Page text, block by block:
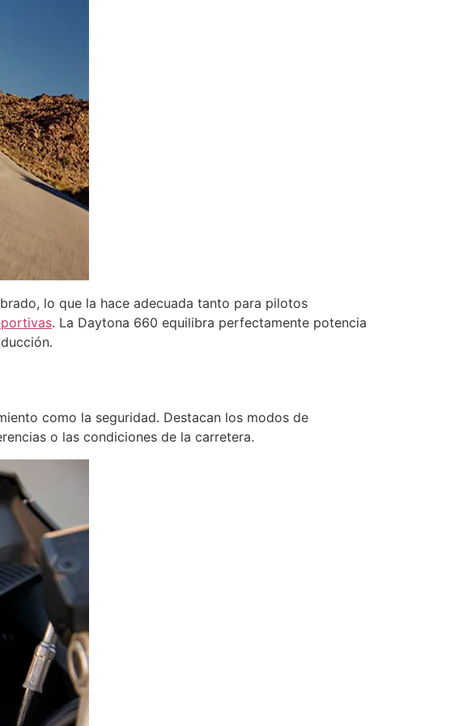
lo que la hace adecuada tanto para pilotos
. La Daytona 660 equilibra perfectamente potencia
como la seguridad. Destacan los modos de
o las condiciones de la carretera.